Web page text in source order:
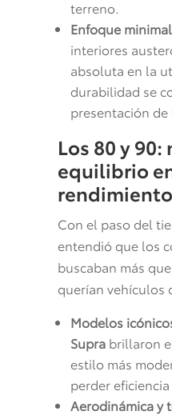
terreno.
Enfoque
interiores
absoluta en la
durabilidad se
presentación de
Los 80 y 90:
equilibrio
rendimiento
Con el paso del
entendió que los
buscaban más
querían vehículos
Modelos
Suprabrillaron
estilo más
perder
Aerodinámica y